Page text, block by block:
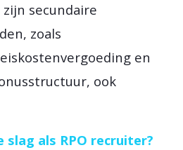
secundaire
zoals
en
ook
slag als RPO recruiter?